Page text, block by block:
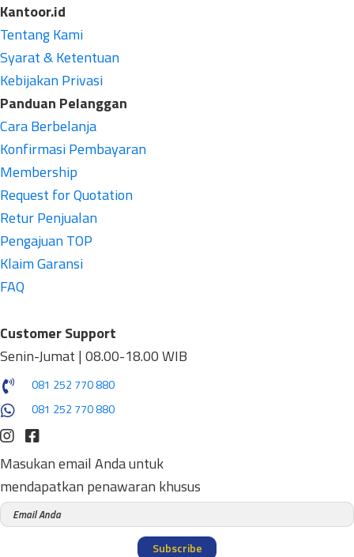
Kantoor.id
Tentang Kami
Syarat & Ketentuan
Kebijakan Privasi
Panduan Pelanggan
Cara Berbelanja
Konfirmasi Pembayaran
Membership
Request for Quotation
Retur Penjualan
Pengajuan TOP
Klaim Garansi
FAQ
Customer Support
Senin-Jumat | 08.00-18.00 WIB
081 252 770 880
081 252 770 880
Masukan email Anda untuk
mendapatkan penawaran khusus
Subscribe